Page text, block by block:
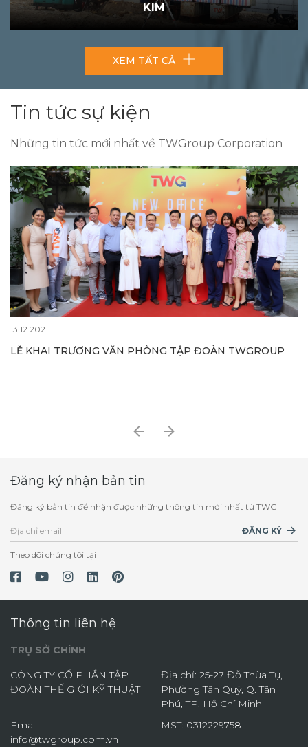
KIM
XEM TẤT CẢ
Tin tức sự kiện
Những tin tức mới nhất về TWGroup Corporation
13.12.2021
LỄ KHAI TRƯƠNG VĂN PHÒNG TẬP ĐOÀN TWGROUP
Đăng ký nhận bản tin
Đăng ký bản tin để nhận được những thông tin mới nhất từ TWG
ĐĂNG KÝ
Theo dõi chúng tôi tại
Thông tin liên hệ
TRỤ SỞ CHÍNH
CÔNG TY CỔ PHẦN TẬP
ĐOÀN THẾ GIỚI KỸ THUẬT
Địa chỉ: 25-27 Đỗ Thừa Tự,
Phường Tân Quý, Q. Tân
Phú, TP. Hồ Chí Minh
Email:
info@twgroup.com.vn
MST: 0312229758